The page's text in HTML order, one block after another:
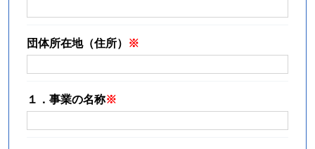
団体所在地（住所）
１．事業の名称